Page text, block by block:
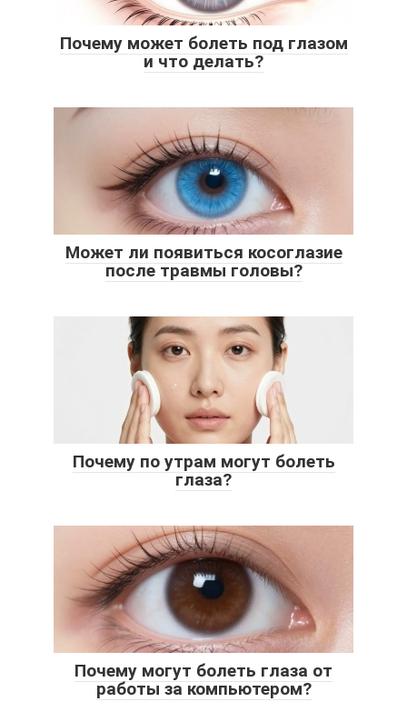
Почему может болеть под глазом
и что делать?
Может ли появиться косоглазие
после травмы головы?
Почему по утрам могут болеть
глаза?
Почему могут болеть глаза от
работы за компьютером?